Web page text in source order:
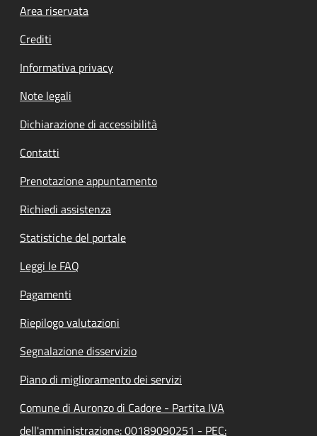
Footer menu
Area riservata
Crediti
Informativa privacy
Note legali
Dichiarazione di accessibilità
Contatti
Prenotazione appuntamento
Richiedi assistenza
Statistiche del portale
Leggi le FAQ
Pagamenti
Riepilogo valutazioni
Segnalazione disservizio
Piano di miglioramento dei servizi
Comune di Auronzo di Cadore - Partita IVA
dell'amministrazione: 00189090251 - PEC: